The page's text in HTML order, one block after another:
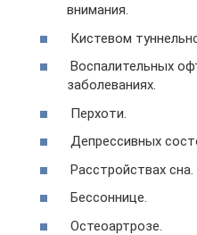
внимания.
Кистевом
Воспалительных
заболеваниях.
Перхоти.
Депрессивных
Расстройствах сна.
Бессоннице.
Остеоартрозе.